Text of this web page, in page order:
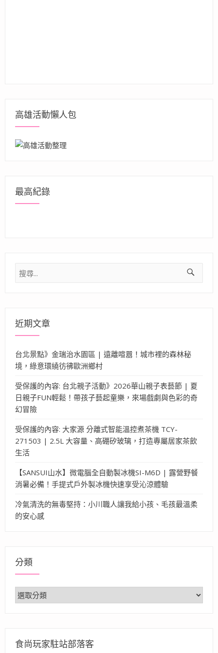
高雄活動懶人包
最高紀錄
搜
尋
近期文章
台北景點》金瑞治水園區 | 遠離喧囂！城市裡的森林秘
境，綠意環繞彷彿歐洲鄉村
受保護的內容: 台北親子活動》2026華山親子表藝節 | 夏
日親子FUN輕鬆！帶孩子藝起童樂，來場戲劇與色彩的奇
幻冒險
受保護的內容: 大家源 分離式智能溫控煮茶機 TCY-
271503 | 2.5L 大容量、高硼矽玻璃，打造專屬居家茶飲
生活
【SANSUI山水】微電腦全自動製冰機SI-M6D | 露營野餐
消暑必備！手提式戶外製冰機快速享受沁涼體驗
冷氣清洗的無毒堅持：小川職人讓我給小孩、毛孩最溫柔
的安心感
分類
分
類
食尚玩家駐站部落客